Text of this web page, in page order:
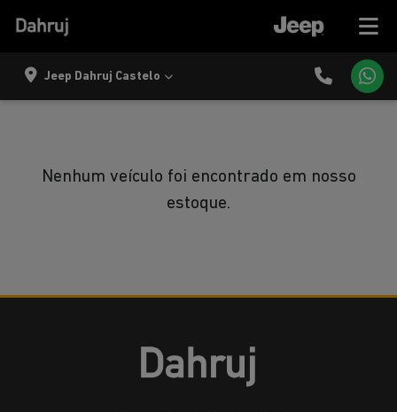
Jeep Dahruj Castelo
Nenhum veículo foi encontrado em nosso
estoque.